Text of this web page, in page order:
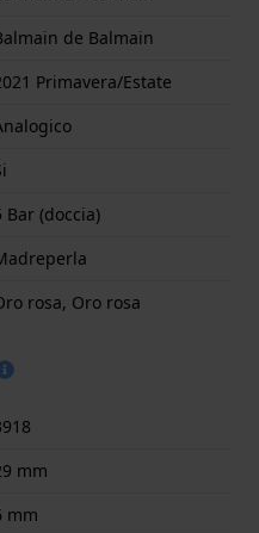
de Balmain
Primavera/Estate
Bar (doccia)
rosa, Oro rosa
mm
mm